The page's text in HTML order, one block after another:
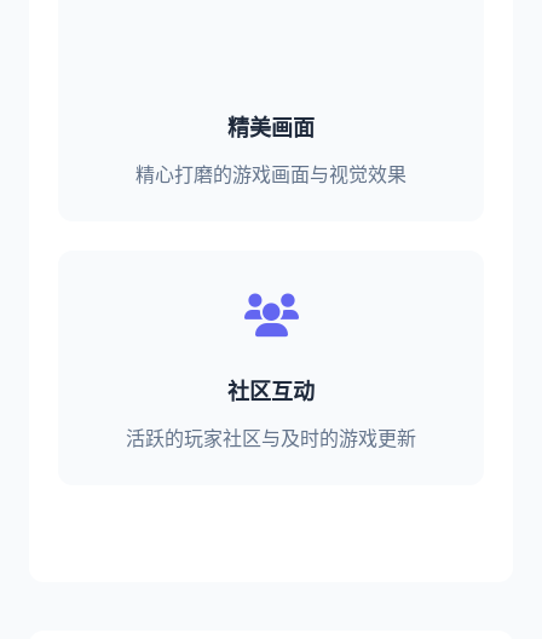
精美画面
精心打磨的游戏画面与视觉效果
社区互动
活跃的玩家社区与及时的游戏更新